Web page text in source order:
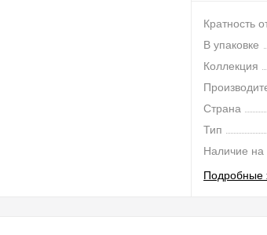
Кратность
В упаковке
Коллекция
Страна
Тип
Наличие на
Подробные